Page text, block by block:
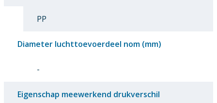
PP
Diameter luchttoevoerdeel nom (mm)
-
Eigenschap meewerkend drukverschil